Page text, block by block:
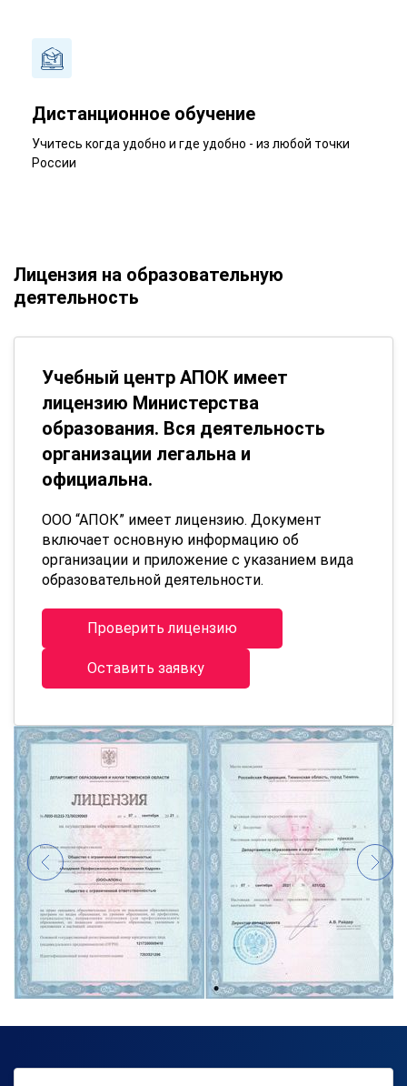
Дистанционное обучение
Учитесь когда удобно и где удобно - из любой точки
России
Лицензия на образовательную
деятельность
Учебный центр АПОК имеет
лицензию Министерства
образования. Вся деятельность
организации легальна и
официальна.
ООО “АПОК” имеет лицензию. Документ
включает основную информацию об
организации и приложение с указанием вида
образовательной деятельности.
Проверить лицензию
Оставить заявку